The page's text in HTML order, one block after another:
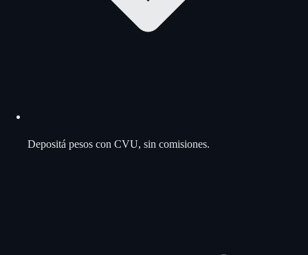
Depositá pesos con CVU, sin comisiones.